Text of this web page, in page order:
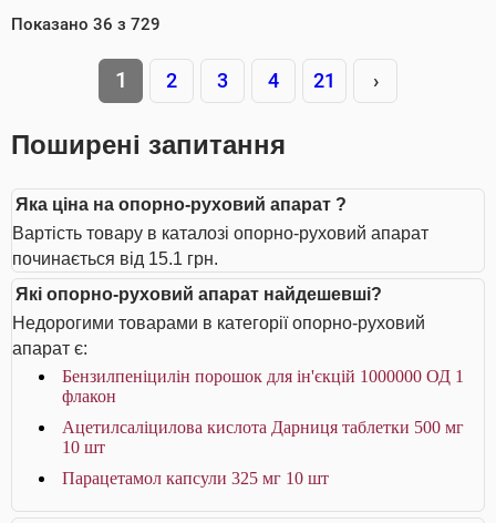
Показано 36 з 729
1 2 3 4 21 ›
Поширені запитання
Яка ціна на опорно-руховий апарат ?
Вартість товару в каталозі опорно-руховий апарат
починається від 15.1 грн.
Які опорно-руховий апарат найдешевші?
Недорогими товарами в категорії опорно-руховий
апарат є:
Бензилпеніцилін порошок для ін'єкцій 1000000 ОД 1
флакон
Ацетилсаліцилова кислота Дарниця таблетки 500 мг
10 шт
Парацетамол капсули 325 мг 10 шт